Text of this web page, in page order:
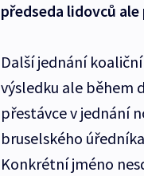
předseda lidovců
Další jednání
výsledku ale během
přestávce v jednání
bruselského
Konkrétní jméno